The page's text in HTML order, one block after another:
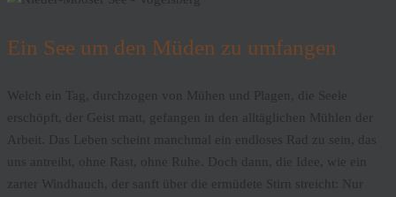
Ein See um den Müden zu umfangen
Welch ein Tag, durchzogen von Mühen und Plagen, die Seele
erschöpft, der Geist matt, gefangen in den alltäglichen Mühlen der
Arbeit. Das Leben scheint manchmal ein endloses Rad zu sein, das
uns antreibt, ohne Rast, ohne Ruhe. Doch dann, die Idee, wie ein
zarter Windhauch, der sanft über die ermüdete Stirn streicht: Nur